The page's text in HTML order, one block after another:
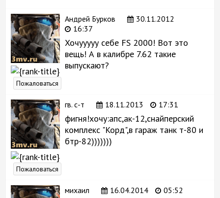
Андрей Бурков
30.11.2012
16:37
Хочууууу себе FS 2000! Вот это
вещь! А в калибре 7.62 такие
выпускают?
Пожаловаться
гв. с-т 18.11.2013 17:31
фигня!хочу:апс,ак-12,снайперский
комплекс "Корд",в гараж танк т-80 и
бтр-82)))))))
Пожаловаться
михаил 16.04.2014 05:52